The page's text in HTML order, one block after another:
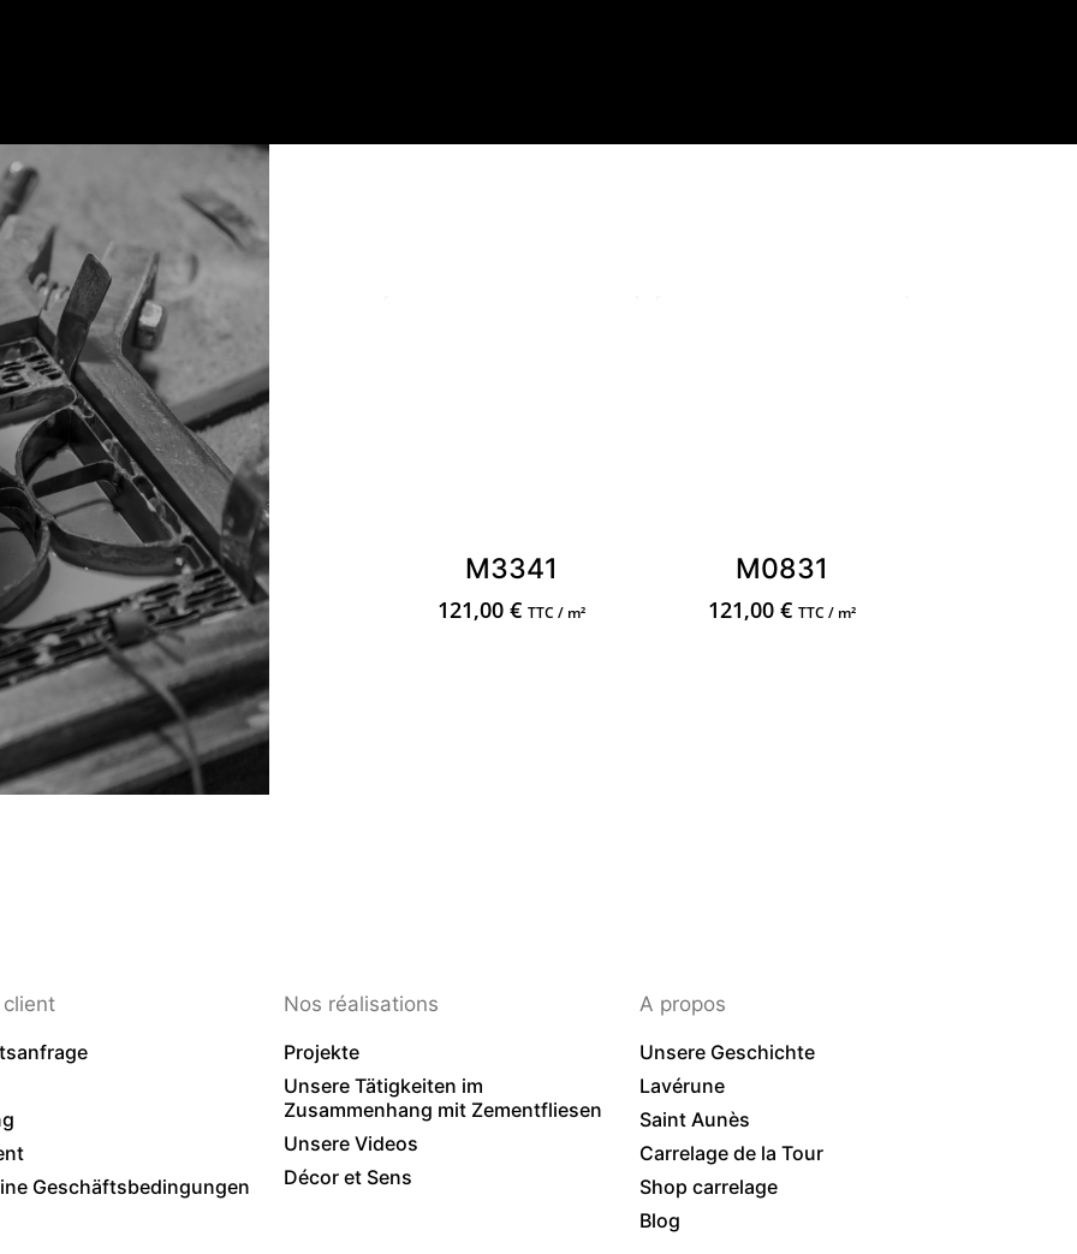
M3341
121,00 € TTC / m²
M0831
121,00€ TTC / m²
Geschäftsbedingungen
Nos réalisations
Projekte
Unsere Tätigkeiten im
Zusammenhang mit Zementfliesen
Unsere Videos
Décor et Sens
A propos
Unsere Geschichte
Lavérune
Saint Aunès
Carrelage de la Tour
Shop carrelage
Blog